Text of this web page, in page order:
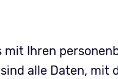
Ihren
alle Daten, mit